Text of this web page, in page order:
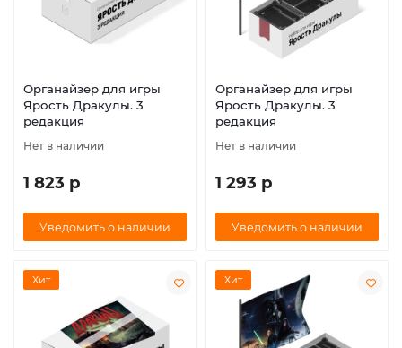
Органайзер для игры
Ярость Дракулы. 3
редакция
Нет в наличии
1 823 р
Уведомить о наличии
Органайзер для игры
Ярость Дракулы. 3
редакция
Нет в наличии
1 293 р
Уведомить о наличии
Хит Хит